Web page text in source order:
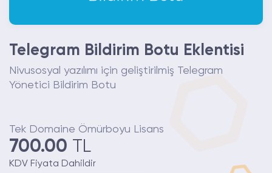
Telegram Bildirim Botu Eklentisi
Nivusosyal yazılımı için geliştirilmiş Telegram
Yönetici Bildirim Botu
Tek Domaine Ömürboyu Lisans
700.00 TL
KDV Fiyata Dahildir